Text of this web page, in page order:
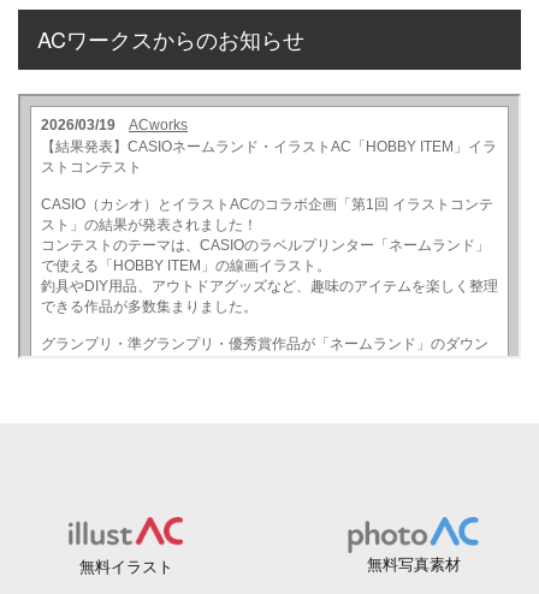
ACワークスからのお知らせ
無料イラスト 無料写真素材